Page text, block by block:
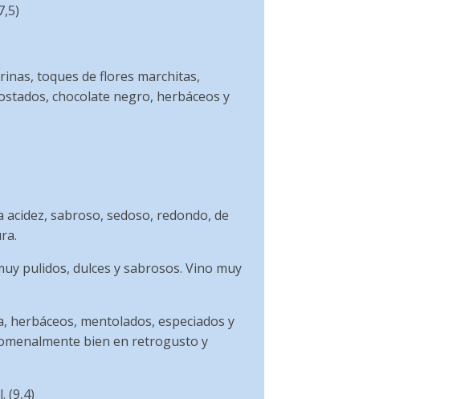
toques de flores marchitas,
chocolate negro, herbáceos y
sabroso, sedoso, redondo, de
pulidos, dulces y sabrosos. Vino muy
mentolados, especiados y
bien en retrogusto y
(9,4)